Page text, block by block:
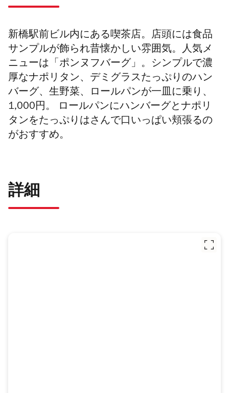
新橋駅前ビル内にある喫茶店。店頭には食品
サンプルが飾られ昔懐かしい雰囲気。人気メ
ニューは「ポンヌフバーグ」。シンプルで濃
厚なナポリタン、デミグラスたっぷりのハン
バーグ、生野菜、ロールパンが一皿に乗り、
1,000円。 ロールパンにハンバーグとナポリ
タンをたっぷりはさんで口いっぱい頬張るの
がおすすめ。
詳細